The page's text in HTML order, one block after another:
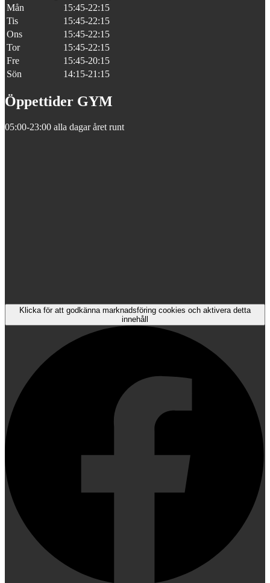
Mån
15:45-22:15
Tis
15:45-22:15
Ons
15:45-22:15
Tor
15:45-22:15
Fre
15:45-20:15
Sön
14:15-21:15
Öppettider GYM
05:00-23:00 alla dagar året runt
Klicka för att godkänna marknadsföring cookies och aktivera detta
innehåll